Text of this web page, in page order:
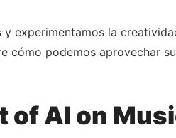
experimentamos la
cómo podemos aprovechar
of AI on